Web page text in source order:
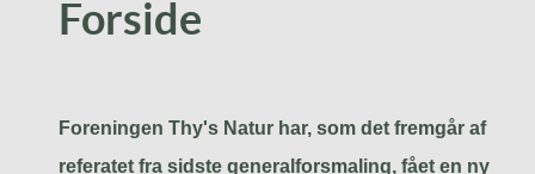
Forside
Foreningen Thy's Natur har, som det fremgår af
referatet fra sidste generalforsmaling, fået en ny